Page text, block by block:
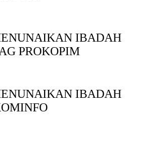
IBADAH
PROKOPIM
IBADAH